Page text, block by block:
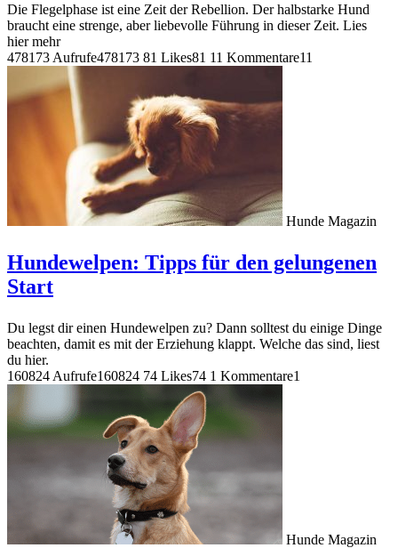
Die Flegelphase ist eine Zeit der Rebellion. Der halbstarke Hund
braucht eine strenge, aber liebevolle Führung in dieser Zeit. Lies
hier mehr
478173 Aufrufe478173 81 Likes81 11 Kommentare11
Hunde Magazin
Hundewelpen: Tipps für den gelungenen
Start
Du legst dir einen Hundewelpen zu? Dann solltest du einige Dinge
beachten, damit es mit der Erziehung klappt. Welche das sind, liest
du hier.
160824 Aufrufe160824 74 Likes74 1 Kommentare1
Hunde Magazin